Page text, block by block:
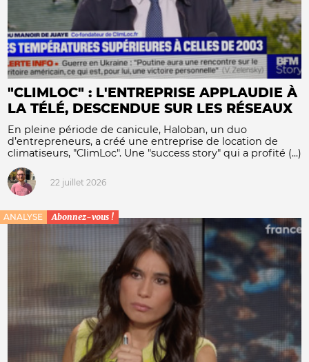
"CLIMLOC" : L'ENTREPRISE APPLAUDIE À
LA TÉLÉ, DESCENDUE SUR LES RÉSEAUX
En pleine période de canicule, Haloban, un duo
d’entrepreneurs, a créé une entreprise de location de
climatiseurs, "ClimLoc". Une "success story" qui a profité (...)
22 juillet 2026
ANALYSE Abonnez-vous !